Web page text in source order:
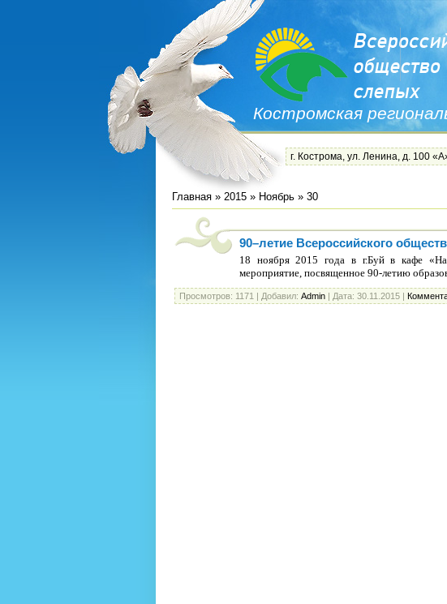
Костромская
г. Кострома, ул. Ленина, д. 100
Главная » 2015 » Ноябрь » 30
90–летие Всероссийского
18 ноября 2015 года в г.Буй в кафе «На
мероприятие, посвященное 90-летию
Просмотров: 1171 Добавил: Admin Дата: 30.11.2015